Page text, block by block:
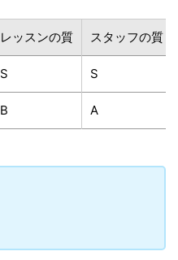
レッスンの質 スタッフの質
S S
B A